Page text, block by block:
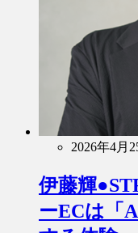
2026年4月
伊藤輝
ーECは「